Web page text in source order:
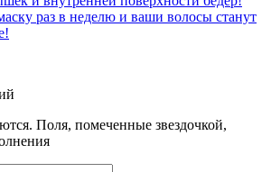
раз в неделю и ваши волосы станут
Поля, помеченные звездочкой,